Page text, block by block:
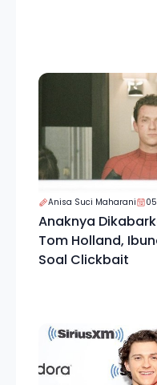
Anisa Suci Maharani
Anaknya
Tom Holland,
Soal Clickbait